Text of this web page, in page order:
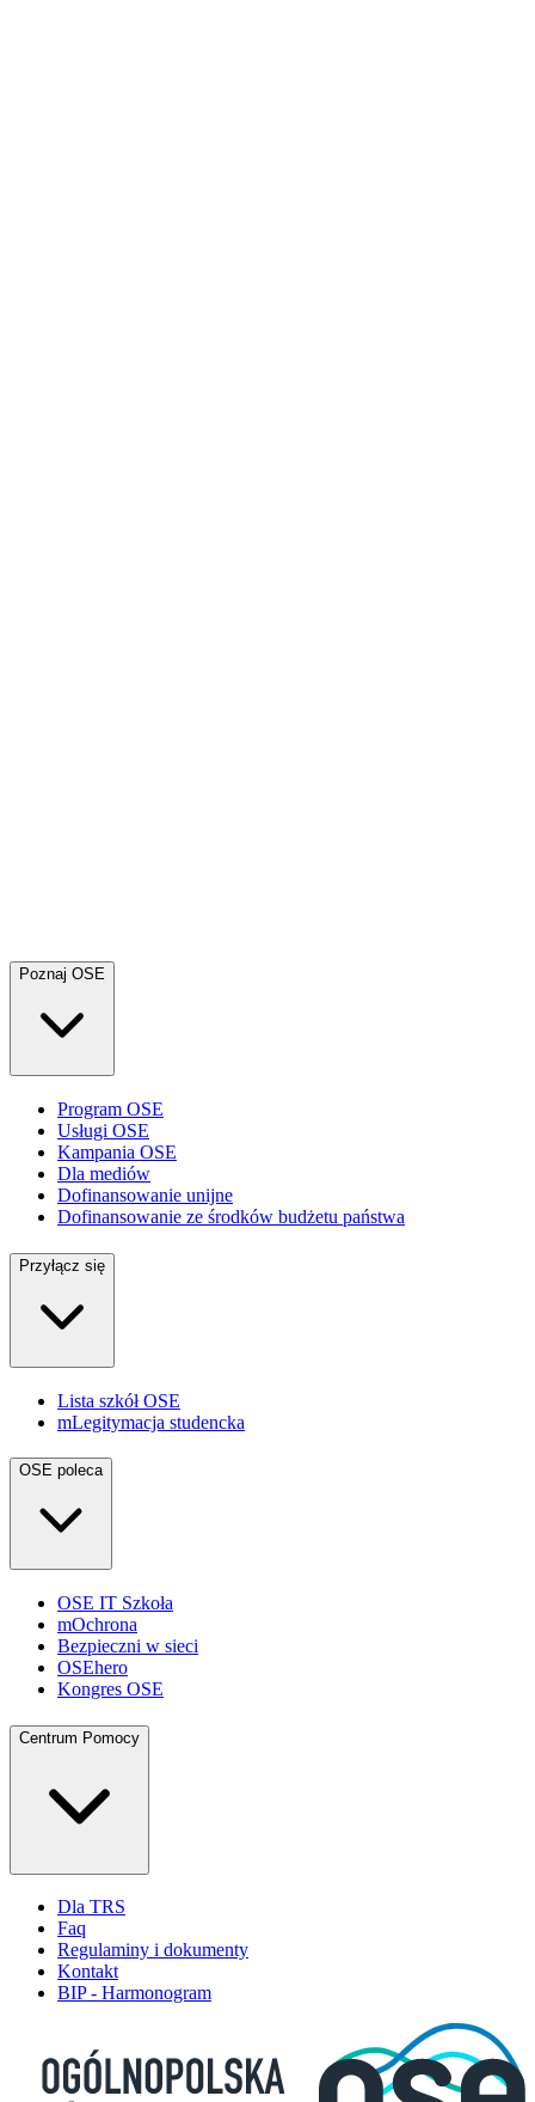
Poznaj OSE
Program OSE
Usługi OSE
Kampania OSE
Dla mediów
Dofinansowanie unijne
Dofinansowanie ze środków budżetu państwa
Przyłącz się
Lista szkół OSE
mLegitymacja studencka
OSE poleca
OSE IT Szkoła
mOchrona
Bezpieczni w sieci
OSEhero
Kongres OSE
Centrum Pomocy
Dla TRS
Faq
Regulaminy i dokumenty
Kontakt
BIP - Harmonogram